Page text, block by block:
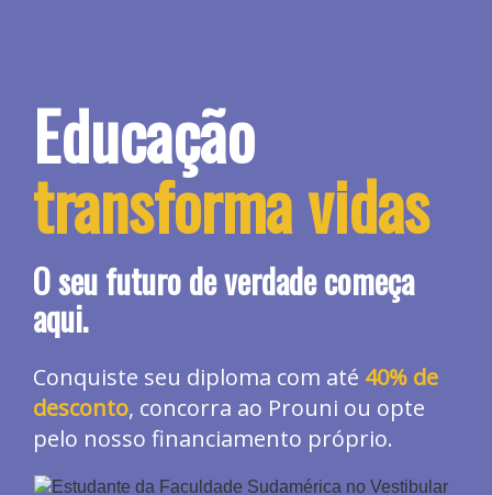
Educação
transforma vidas
O seu futuro de verdade começa
aqui.
Conquiste seu diploma com até 40% de
desconto, concorra ao Prouni ou opte
pelo nosso financiamento próprio.